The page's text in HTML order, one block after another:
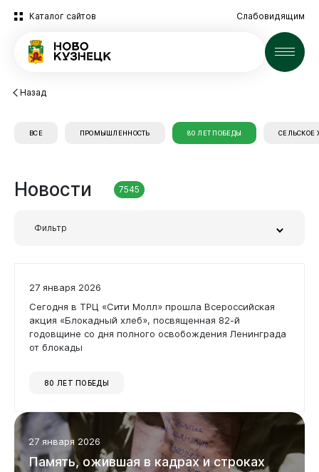
Каталог сайтов Слабовидящим
Новости
Администрация
Назад
Фильтр
Заголовок или часть текста
Дата
Сбросить фильтр
Новости 7545
ВСЕ ПРОМЫШЛЕННОСТЬ 80 ЛЕТ ПОБЕДЫ СЕЛЬСКОЕ
27 января 2026
Сегодня в ТРЦ «Сити Молл» прошла Всероссийская
акция «Блокадный хлеб», посвященная 82-й
годовщине со дня полного освобождения Ленинграда
от блокады
80 ЛЕТ ПОБЕДЫ
27 января 2026
Память,ожившая в кадрахистроках